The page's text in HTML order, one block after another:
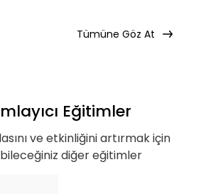
Tümüne Göz At
Eğitimler
ve etkinliğini artırmak için
diğer eğitimler